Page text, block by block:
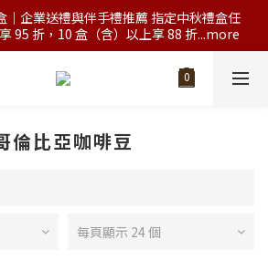
｜企業送禮與伴手禮推薦 指定中秋禮盒任
95 折，10 盒（含）以上享 88 折...more
倫比亞咖啡豆
每頁顯示 24 個